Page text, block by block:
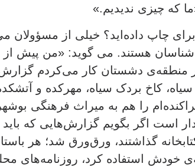
که چیزی ندیدیم.»
چاپ داده‌اید؟ خیلی از مسؤولان
هستند. می گوید: «من پیش از
دشستان کار می‌کردم
کاخ بردک سیاه، مهرکده و
را هم به میراث فرهنگی
است اگر بگویم گزارش‌هایی که باید
گذاشتند، ورق‌ورق شد؛ هر
خودش استفاده کرد، روزنامه‌های